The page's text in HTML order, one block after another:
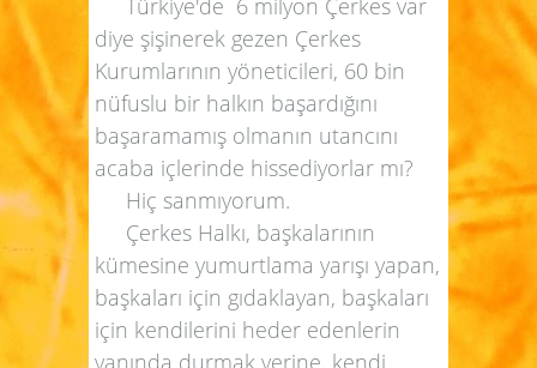
Türkiye'de 6 milyon Çerkes var
diye şişinerek gezen Çerkes
Kurumlarının yöneticileri, 60 bin
nüfuslu bir halkın başardığını
başaramamış olmanın utancını
acaba içlerinde hissediyorlar mı?
Hiç sanmıyorum.
Çerkes Halkı, başkalarının
kümesine yumurtlama yarışı yapan,
başkaları için gıdaklayan, başkaları
için kendilerini heder edenlerin
yanında durmak yerine, kendi